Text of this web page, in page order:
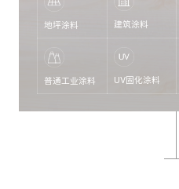
地坪涂料 建筑涂料
普通工业涂料 UV固化涂料